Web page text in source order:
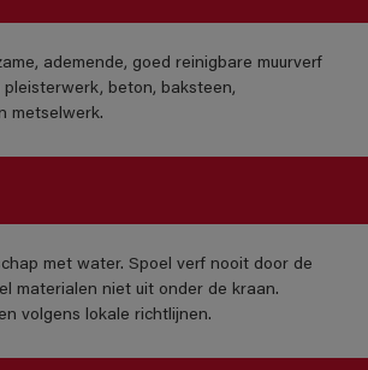
ademende, goed reinigbare muurverf
pleisterwerk, beton, baksteen,
metselwerk.
met water. Spoel verf nooit door de
materialen niet uit onder de kraan.
volgens lokale richtlijnen.